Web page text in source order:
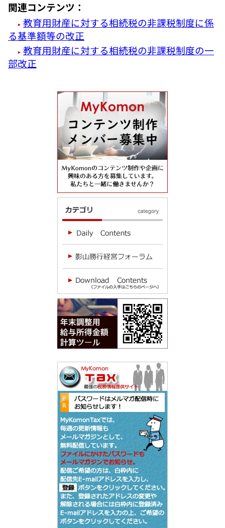
関連コンテンツ：
教育用財産に対する相続税の非課税制度に係
る基準額等の改正
教育用財産に対する相続税の非課税制度の一
部改正